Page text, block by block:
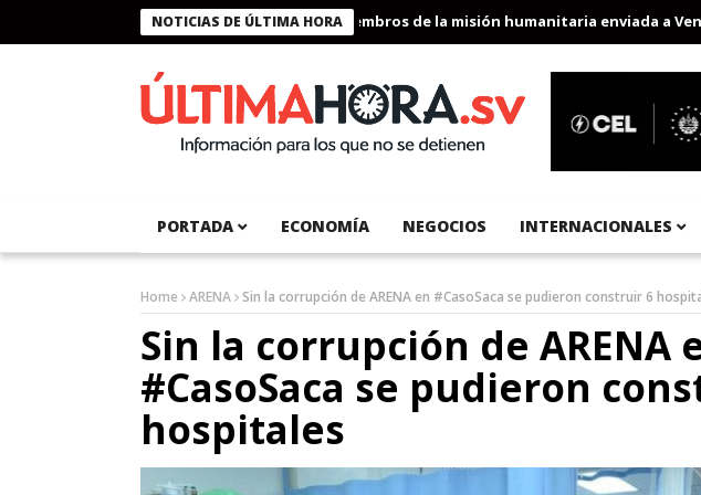
NOTICIAS DE ÚLTIMA HORA
Presidente Bukele condecora a miembros de la misión humanitaria enviada a
PORTADA ECONOMÍA NEGOCIOS INTERNACIONALES
Home ARENA Sin la corrupción de ARENA en #CasoSaca se pudieron construir 6
Sin la corrupción de ARENA
#CasoSaca se pudieron
hospitales